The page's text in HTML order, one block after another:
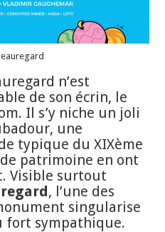
n’est
de son écrin, le
Il s’y niche un joli
une
typique du XIXème
patrimoine en ont
Visible surtout
, l’une des
singularise
fort sympathique.